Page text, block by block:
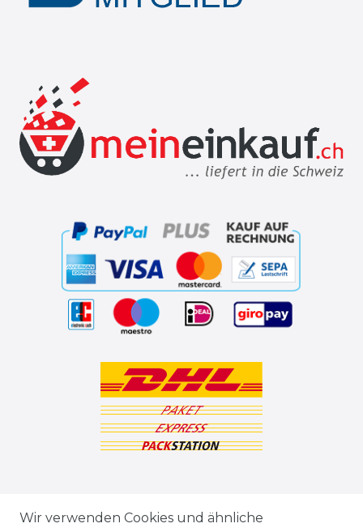
Wir verwenden Cookies und ähnliche